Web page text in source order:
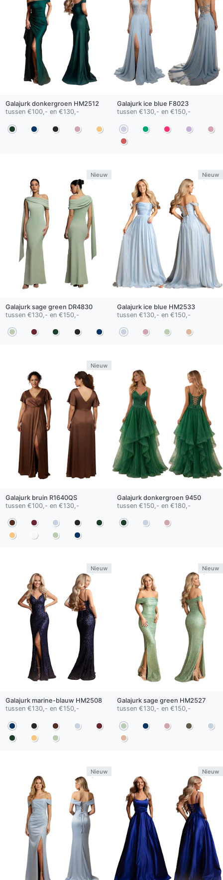
Galajurk donkergroen HM2512
tussen €100,- en €130,-
Galajurk ice blue F8023
tussen €130,- en €150,-
Nieuw
Galajurk sage green DR4830
tussen €130,- en €150,-
Nieuw
Galajurk ice blue HM2533
tussen €130,- en €150,-
Nieuw
Galajurk bruin R1640QS
tussen €100,- en €130,-
Galajurk donkergroen 9450
tussen €150,- en €180,-
Nieuw
Galajurk marine-blauw HM2508
tussen €130,- en €150,-
Nieuw
Galajurk sage green HM2527
tussen €130,- en €150,-
Nieuw Nieuw